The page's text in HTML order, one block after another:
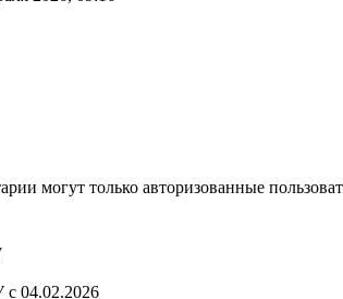
могут только авторизованные
04.02.2026